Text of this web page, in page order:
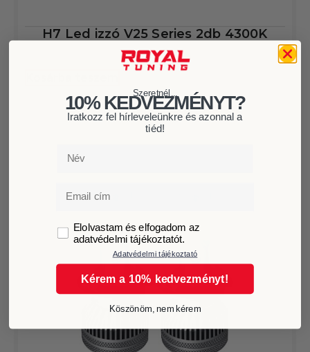
H7 Led izzó V25 Series 2db 4300K
19.999Ft
Szeretnél...
10% KEDVEZMÉNYT?
Iratkozz fel hírleveleünkre és azonnal a
tiéd!
Név
Email
GDPRElolvastam és elfogadom az
adatvédelmi tájékoztatót.
Adatvédelmi tájékoztató
Kérem a 10% kedvezményt!
Köszönöm, nem kérem